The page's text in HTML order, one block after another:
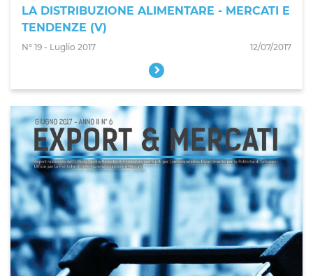
LA DISTRIBUZIONE ALIMENTARE - MERCATI E
TENDENZE (V)
N° 19 - Luglio 2017 12/07/2017